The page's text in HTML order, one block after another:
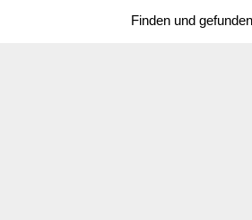
Finden und